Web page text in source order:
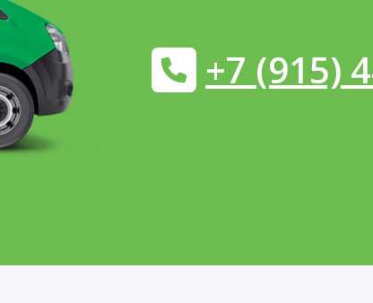
+7 (915)